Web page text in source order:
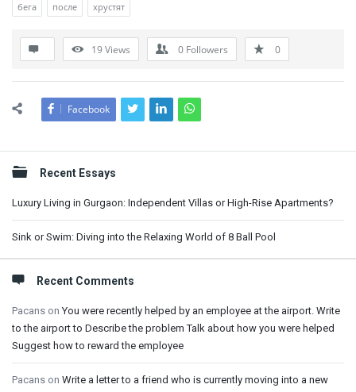
бега после хрустят
19Views 0 Followers 0
Facebook
Sidebar
Recent Essays
Luxury Living in Gurgaon: Independent Villas or High-Rise Apartments?
Sink or Swim: Diving into the Relaxing World of 8 Ball Pool
Recent Comments
Pacans onYou were recently helped by an employee at the airport. Write
to the airport to Describe the problem Talk about how you were helped
Suggest how to reward the employee
Pacans on Write a letter to a friend who is currently moving into a new